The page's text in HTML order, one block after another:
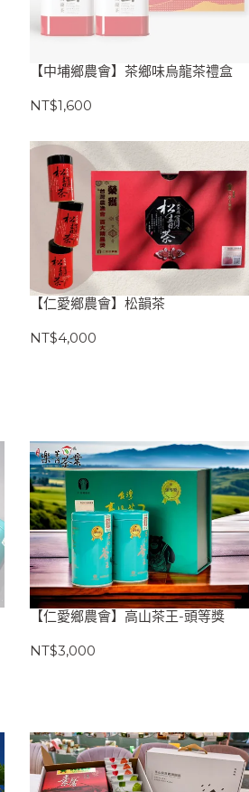
【中埔鄉農會】茶鄉味烏龍茶禮盒
NT$1,600
【仁愛鄉農會】松韻茶
NT$4,000
【仁愛鄉農會】高山茶王-頭等獎
NT$3,000